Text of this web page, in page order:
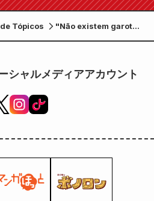
Tópicos
"Não existem garotas
que sejam gentis
Limitada da
シャルメディアアカウント